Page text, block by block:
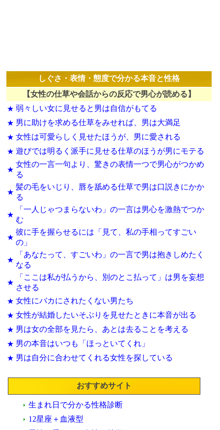
しぐさ・表情・態度で分かる本音と性格
【女性の仕草や会話からの反応で男心が読める】
★ 弱々しい女に見せると男は自信がもてる
★ 男に助けを求める仕草をみせれば、男は大満足
★ 女性は可愛らしく見せたほうが、男に愛される
★ 遊びでは明るく派手に見せる仕草のほうが男にモテる
★
女性の一言一句より、驚きの表情一つで男心がつかめ
る
★
髪の毛をいじり、唇を舐める仕草で男は口説きにかか
る
★
「一人じゃつまらないわ」の一言は男心を激熱でつか
む
★
彼に手を握らせるには「見て、私の手相ってすごい
の」
★
「あなたって、すごいわ」の一言で男は抱きしめたく
なる
★
「ここは私が払うから、別のとこ払って」は男を妄想
させる
★ 女性にバカにされたくない男たち
★ 女性が結婚したいそぶりを見せたときに本音が出る
★ 男は女の全部を見たら、あとは去ることを考える
★ 男の本音はいつも「ほっといてくれ」
★ 男は自分に合わせてくれる女性を探している
おすすめサイト
生まれ日で分かる性格診断
12星座＋血液型